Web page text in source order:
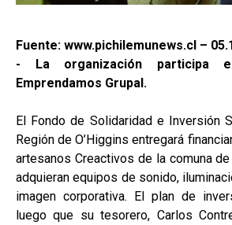
Fuente: www.pichilemunews.cl –
- La organización participa
Emprendamos Grupal.
El Fondo de Solidaridad e Inversión
Región de O’Higgins entregará
artesanos Creactivos de la comuna de
adquieran equipos de sonido,
imagen corporativa. El plan de
luego que su tesorero, Carlos